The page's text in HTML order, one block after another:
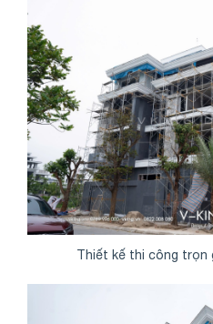
Thiết kế thi công trọn